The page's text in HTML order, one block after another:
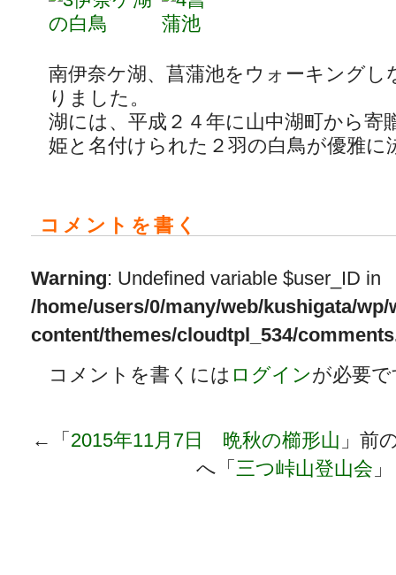
南伊奈ケ湖、菖蒲池をウォーキングし
りました。
湖には、平成２４年に山中湖町から寄
姫と名付けられた２羽の白鳥が優雅に
コメントを書く
Warning: Undefined variable $user_ID in
/home/users/0/many/web/kushigata/wp/
content/themes/cloudtpl_534/
コメントを書くには ログインが必要
←「 2015年11月7日 晩秋の櫛形山 」
へ「 三つ峠山登山会